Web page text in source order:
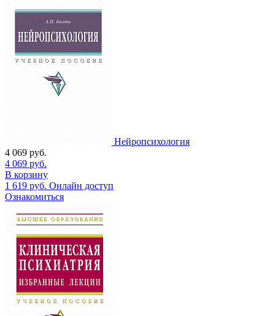
Нейропсихология
4 069 руб.
4 069 руб.
В корзину
1 619 руб. Онлайн доступ
Ознакомиться